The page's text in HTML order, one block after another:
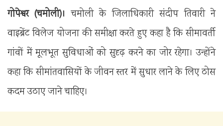
गोपेश्वर (चमोली)।चमोली के जिलाधिकारी संदीप तिवारी ने
वाइब्रेंट विलेज योजना की समीक्षा करते हुए कहा है कि सीमावर्ती
गांवों में मूलभूत सुविधाओं को सुदृढ़ करने का जोर रहेगा। उन्होंने
कहा कि सीमांतवासियों के जीवन स्तर में सुधार लाने के लिए ठोस
कदम उठाए जाने चाहिए।